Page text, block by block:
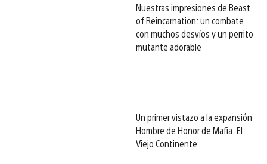
Nuestras impresiones de Beast
of Reincarnation: un combate
con muchos desvíos y un perrito
mutante adorable
Un primer vistazo a la expansión
Hombre de Honor de Mafia: El
Viejo Continente